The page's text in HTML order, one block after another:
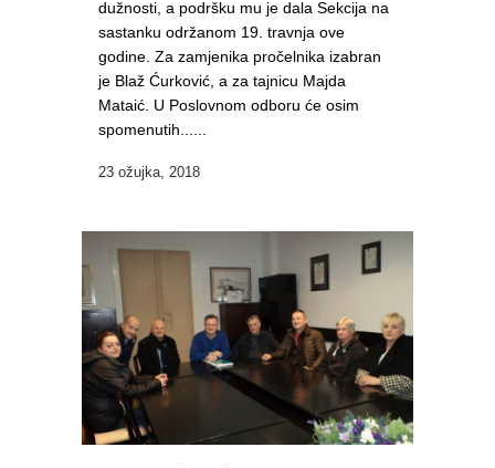
dužnosti, a podršku mu je dala Sekcija na
sastanku održanom 19. travnja ove
godine. Za zamjenika pročelnika izabran
je Blaž Ćurković, a za tajnicu Majda
Mataić. U Poslovnom odboru će osim
spomenutih......
23 ožujka, 2018